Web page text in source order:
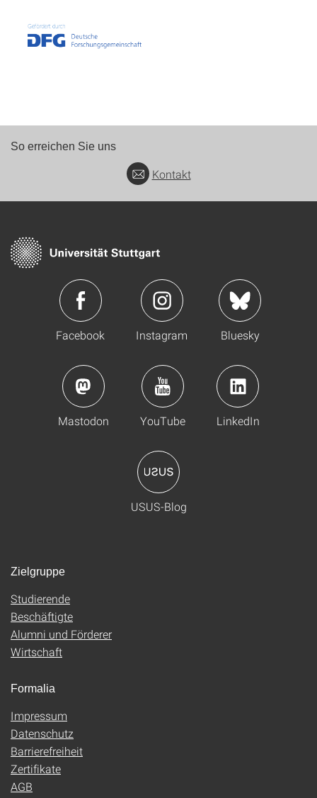
So erreichen Sie uns
Kontakt
Facebook Instagram Bluesky
Mastodon YouTube LinkedIn
USUS-Blog
Zielgruppe
Studierende
Beschäftigte
Alumni und Förderer
Wirtschaft
Formalia
Impressum
Datenschutz
Barrierefreiheit
Zertifikate
AGB